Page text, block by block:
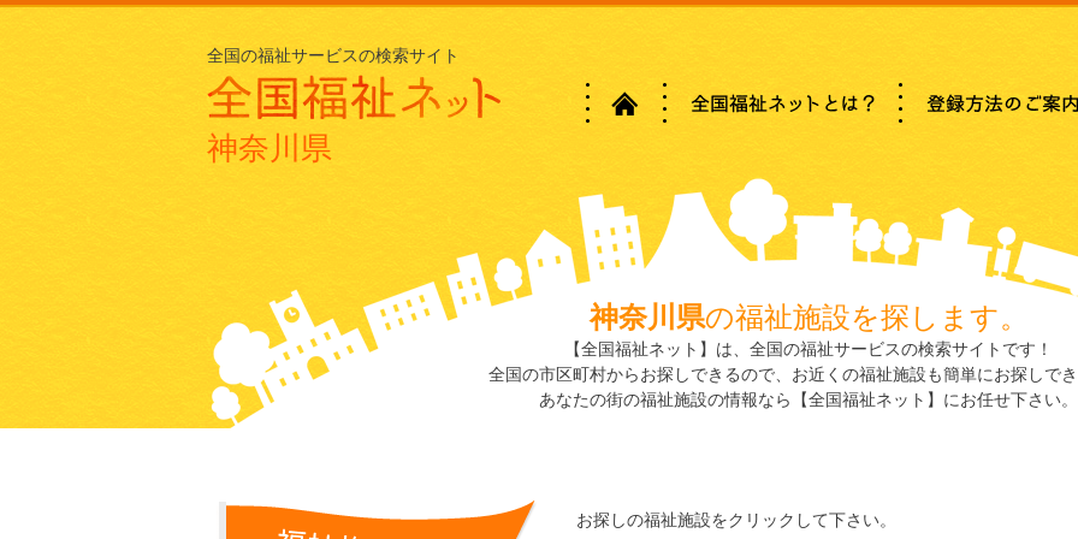
全国の福祉サービスの検索サイト
神奈川県
神奈川県の福祉施設を探します。
【全国福祉ネット】は、全国の福祉サービスの検索サイトです！
全国の市区町村からお探しできるので、お近くの福祉施設も簡単にお探しで
あなたの街の福祉施設の情報なら【全国福祉ネット】にお任せ下さい。
お探しの福祉施設をクリックして下さい。